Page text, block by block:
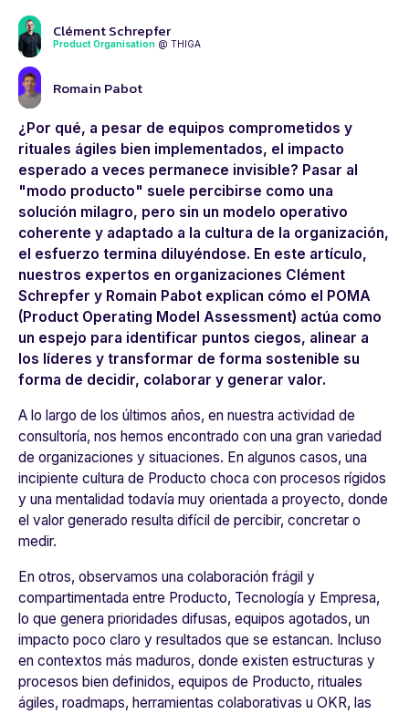
Clément Schrepfer
Product Organisation @ THIGA
Romain Pabot
¿Por qué, a pesar de equipos comprometidos y
rituales ágiles bien implementados, el impacto
esperado a veces permanece invisible? Pasar al
"modo producto" suele percibirse como una
solución milagro, pero sin un modelo operativo
coherente y adaptado a la cultura de la organización,
el esfuerzo termina diluyéndose. En este artículo,
nuestros expertos en organizaciones Clément
Schrepfer y Romain Pabot explican cómo el POMA
(Product Operating Model Assessment) actúa como
un espejo para identificar puntos ciegos, alinear a
los líderes y transformar de forma sostenible su
forma de decidir, colaborar y generar valor.
A lo largo de los últimos años, en nuestra actividad de
consultoría, nos hemos encontrado con una gran variedad
de organizaciones y situaciones. En algunos casos, una
incipiente cultura de Producto choca con procesos rígidos
y una mentalidad todavía muy orientada a proyecto, donde
el valor generado resulta difícil de percibir, concretar o
medir.
En otros, observamos una colaboración frágil y
compartimentada entre Producto, Tecnología y Empresa,
lo que genera prioridades difusas, equipos agotados, un
impacto poco claro y resultados que se estancan. Incluso
en contextos más maduros, donde existen estructuras y
procesos bien definidos, equipos de Producto, rituales
ágiles, roadmaps, herramientas colaborativas u OKR, las